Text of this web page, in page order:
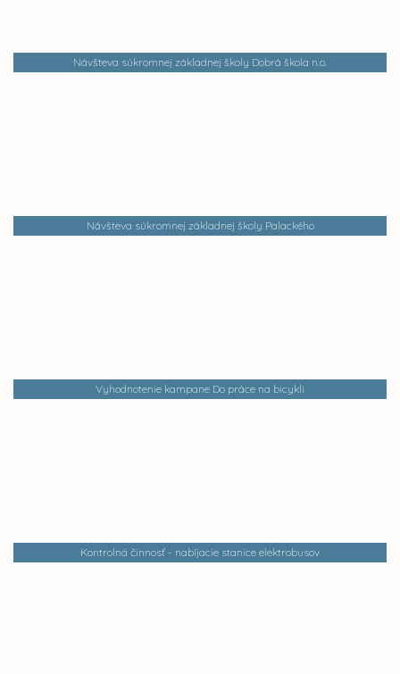
Návšteva súkromnej základnej školy Dobrá škola n.o.
Návšteva súkromnej základnej školy Palackého
Vyhodnotenie kampane Do práce na bicykli
Kontrolná činnosť - nabíjacie stanice elektrobusov